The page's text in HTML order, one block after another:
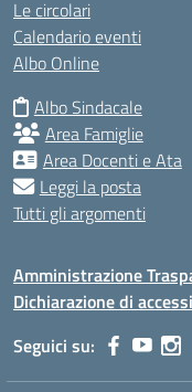
Le circolari
Calendario eventi
Albo Online
Albo Sindacale
Area Famiglie
Area Docenti e Ata
Leggi la posta
Tutti gli argomenti
Amministrazione
Dichiarazione di
Seguici su: